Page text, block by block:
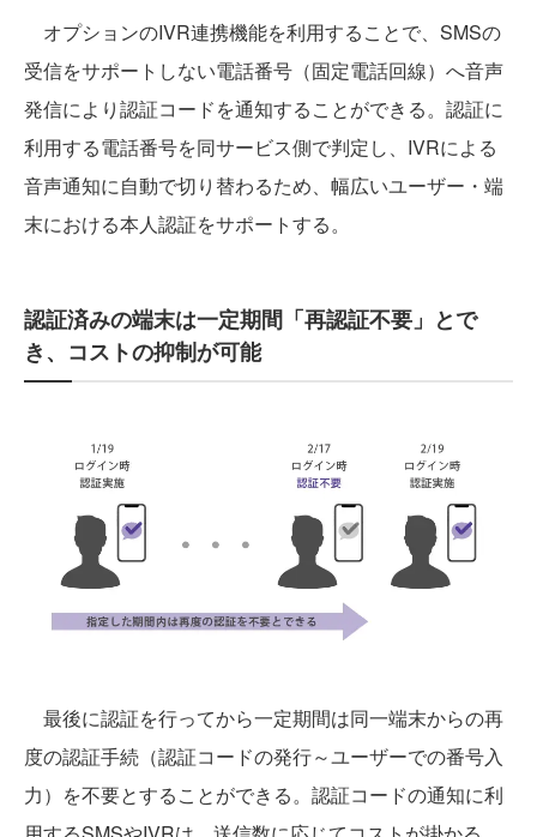
オプションのIVR連携機能を利用することで、SMSの
受信をサポートしない電話番号（固定電話回線）へ音声
発信により認証コードを通知することができる。認証に
利用する電話番号を同サービス側で判定し、IVRによる
音声通知に自動で切り替わるため、幅広いユーザー・端
末における本人認証をサポートする。
認証済みの端末は一定期間「再認証不要」とで
き、コストの抑制が可能
最後に認証を行ってから一定期間は同一端末からの再
度の認証手続（認証コードの発行～ユーザーでの番号入
力）を不要とすることができる。認証コードの通知に利